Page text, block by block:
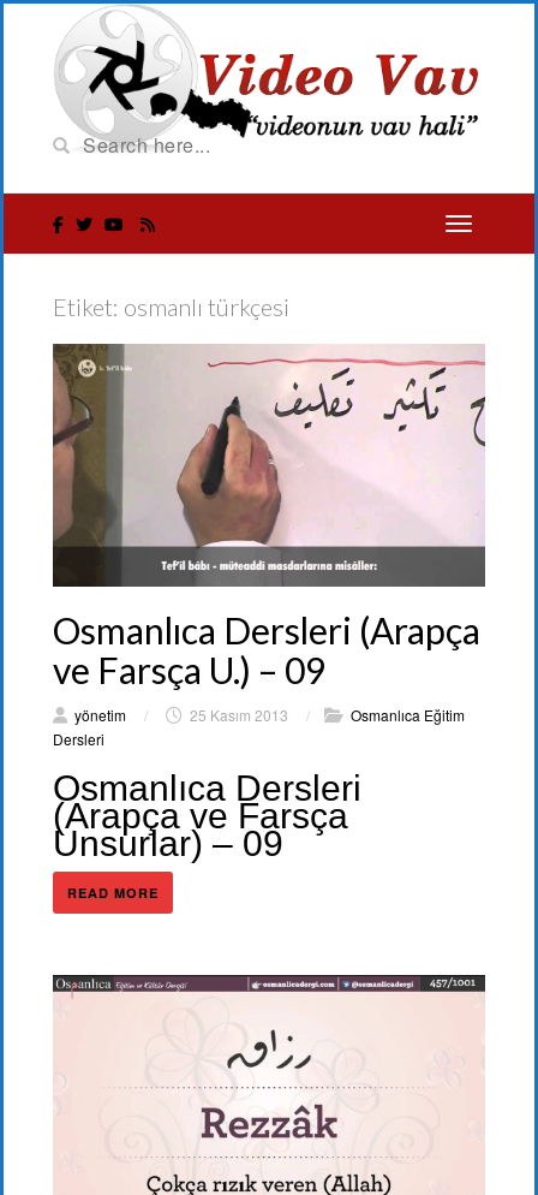
Etiket: osmanlı türkçesi
Osmanlıca Dersleri (Arapça
ve Farsça U.) – 09
yönetim / 25 Kasım 2013 /
Osmanlıca Eğitim
Dersleri
Osmanlıca Dersleri
(Arapça ve Farsça
Unsurlar) – 09
READ MORE